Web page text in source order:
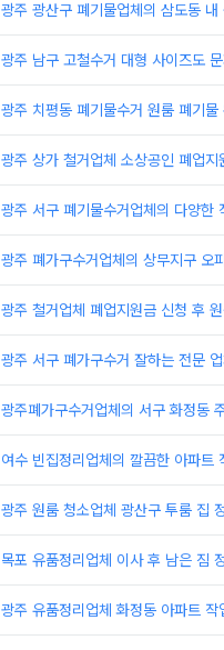
광주 광산구 폐기물업체의 삼도동
광주 남구 고철수거 대형 사이즈도
광주 치평동 폐기물수거 원룸 폐기물
광주 상가 철거업체 소상공인 폐업지
광주 서구 폐기물수거업체의 다양한
광주 폐가구수거업체의 상무지구 오
광주 철거업체 폐업지원금 신청 후
광주 서구 폐가구수거 잘하는 전문
광주폐가구수거업체의 서구 화정동
여수 빈집정리업체의 깔끔한 아파트
광주 원룸 청소업체 광산구 투룸 집
목포 유품정리업체 이사 후 남은 짐
광주 유품정리업체 화정동 아파트 작